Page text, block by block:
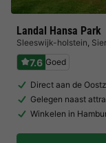
Landal Hansa Park
Sleeswijk-holstein,
7.6 Goed
Direct aan de
Gelegen naast
Winkelen in